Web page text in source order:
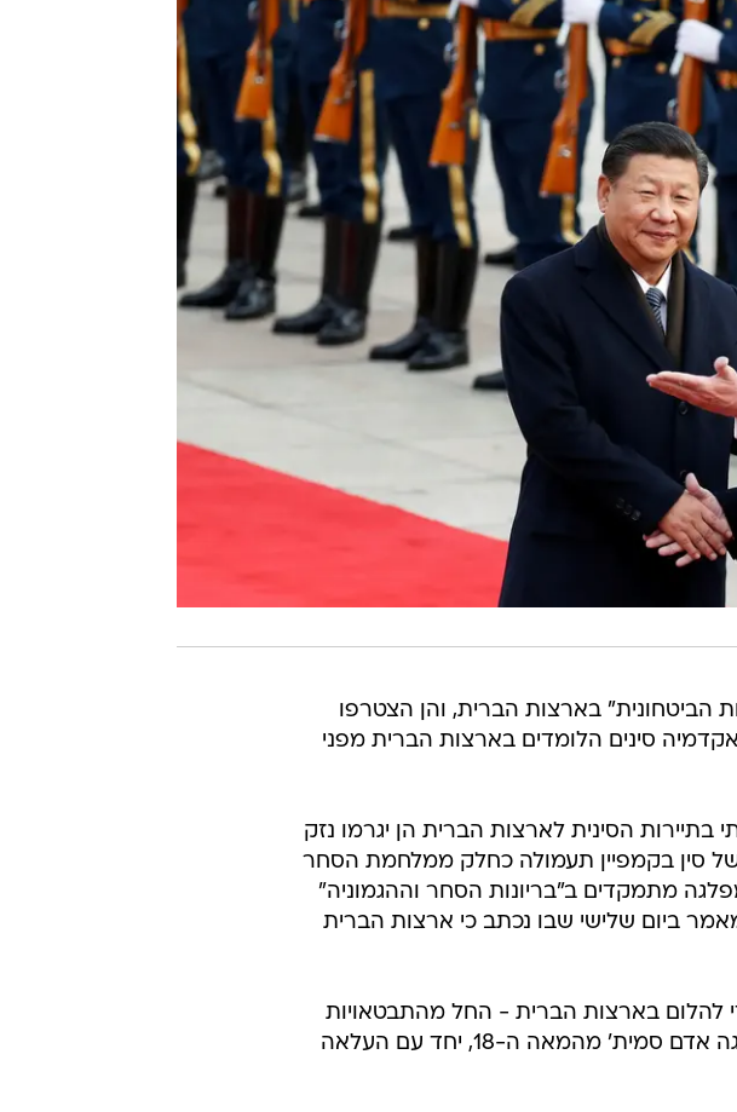
הביטחונית" בארצות הברית, והן הצטרפו
סינים הלומדים בארצות הברית מפני
הסינית לארצות הברית הן יגרמו נזק
סין בקמפיין תעמולה כחלק ממלחמת הסחר
מתמקדים ב"בריונות הסחר וההגמוניה"
ביום שלישי שבו נכתב כי ארצות הברית
להלום בארצות הברית - החל מהתבטאויות
של נשיא צרפת עמנואל מקרון ועד ציטוטים של ההוגה אדם סמית' מהמאה ה-18, יחד עם העלאה